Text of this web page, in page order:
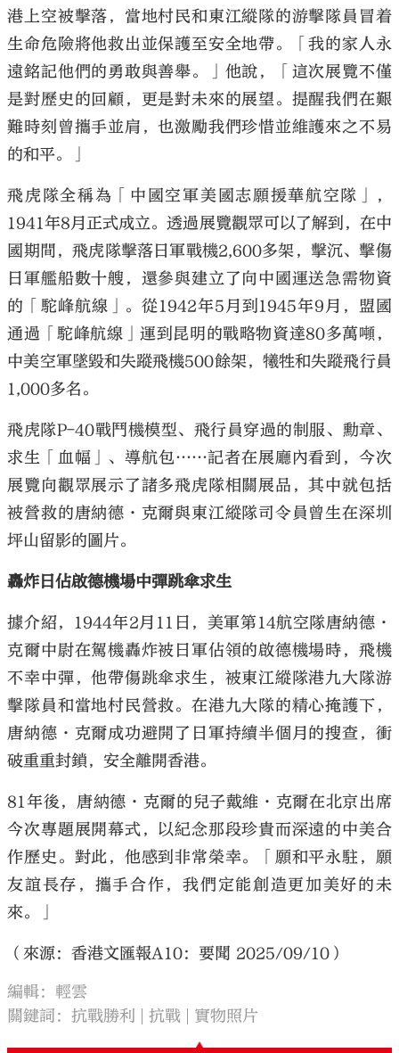
港上空被擊落，當地村民和東江縱隊的游擊隊員冒着
生命危險將他救出並保護至安全地帶。「我的家人永
遠銘記他們的勇敢與善舉。」他說，「這次展覽不僅
是對歷史的回顧，更是對未來的展望。提醒我們在艱
難時刻曾攜手並肩，也激勵我們珍惜並維護來之不易
的和平。」
飛虎隊全稱為「中國空軍美國志願援華航空隊」，
1941年8月正式成立。透過展覽觀眾可以了解到，在中
國期間，飛虎隊擊落日軍戰機2,600多架，擊沉、擊傷
日軍艦船數十艘，還參與建立了向中國運送急需物資
的「駝峰航線」。從1942年5月到1945年9月，盟國
通過「駝峰航線」運到昆明的戰略物資達80多萬噸，
中美空軍墜毀和失蹤飛機500餘架，犧牲和失蹤飛行員
1,000多名。
飛虎隊P-40戰鬥機模型、飛行員穿過的制服、勳章、
求生「血幅」、導航包……記者在展廳內看到，今次
展覽向觀眾展示了諸多飛虎隊相關展品，其中就包括
被營救的唐納德·克爾與東江縱隊司令員曾生在深圳
坪山留影的圖片。
轟炸日佔啟德機場中彈跳傘求生
據介紹，1944年2月11日，美軍第14航空隊唐納德·
克爾中尉在駕機轟炸被日軍佔領的啟德機場時，飛機
不幸中彈，他帶傷跳傘求生，被東江縱隊港九大隊游
擊隊員和當地村民營救。在港九大隊的精心掩護下，
唐納德·克爾成功避開了日軍持續半個月的搜查，衝
破重重封鎖，安全離開香港。
81年後，唐納德·克爾的兒子戴維·克爾在北京出席
今次專題展開幕式，以紀念那段珍貴而深遠的中美合
作歷史。對此，他感到非常榮幸。「願和平永駐，願
友誼長存，攜手合作，我們定能創造更加美好的未
來。」
（來源：香港文匯報A10：要聞 2025/09/10）
編輯：輕雲
關鍵詞：抗戰勝利 抗戰 實物照片